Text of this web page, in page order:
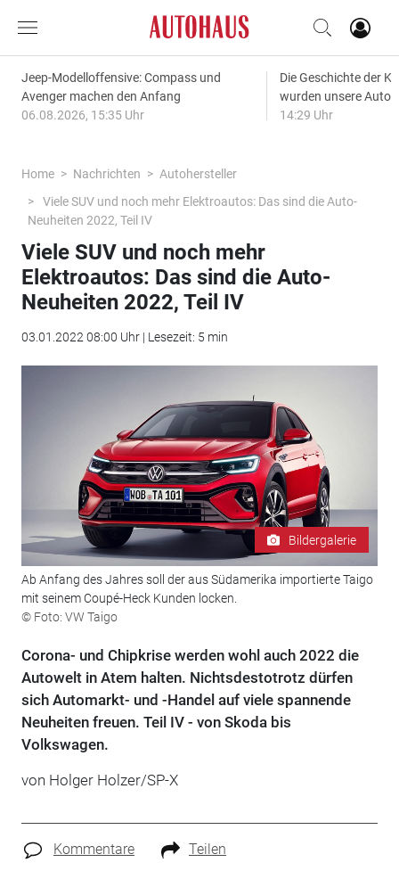
Jeep-Modelloffensive: Compass und
Avenger machen den Anfang
06.08.2026, 15:35 Uhr
Die Geschichte der
wurden unsere
14:29 Uhr
Home Nachrichten
Autohersteller
Viele SUV und noch mehr Elektroautos: Das sind die Auto-
Neuheiten 2022, Teil IV
Viele SUV und noch mehr
Elektroautos: Das sind die Auto-
Neuheiten 2022, Teil IV
03.01.2022 08:00 Uhr | Lesezeit: 5 min
Bildergalerie
Ab Anfang des Jahres soll der aus Südamerika importierte Taigo
mit seinem Coupé-Heck Kunden locken.
© Foto: VW Taigo
Corona- und Chipkrise werden wohl auch 2022 die
Autowelt in Atem halten. Nichtsdestotrotz dürfen
sich Automarkt- und -Handel auf viele spannende
Neuheiten freuen. Teil IV - von Skoda bis
Volkswagen.
von Holger Holzer/SP-X
Kommentare Teilen